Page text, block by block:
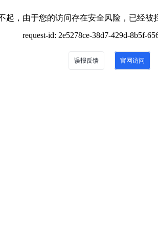
起，由于您的访问存在安全风险，已经被
request-id: 2e5278ce-38d7-429d-8b5f-
误报反馈 官网访问